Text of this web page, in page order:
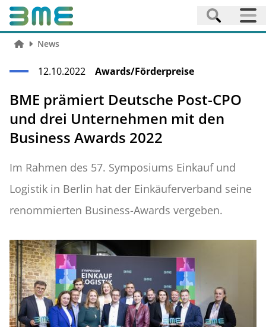
News
12.10.2022 Awards/Förderpreise
BME prämiert Deutsche Post-CPO
und drei Unternehmen mit den
Business Awards 2022
Im Rahmen des 57. Symposiums Einkauf und
Logistik in Berlin hat der Einkäuferverband seine
renommierten Business-Awards vergeben.